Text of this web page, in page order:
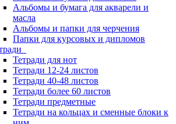
Альбомы и бумага для акварели и
масла
Альбомы и папки для черчения
Папки для курсовых и дипломов
Тетради для нот
Тетради 12-24 листов
Тетради 40-48 листов
Тетради более 60 листов
Тетради предметные
Тетради на кольцах и сменные блоки к